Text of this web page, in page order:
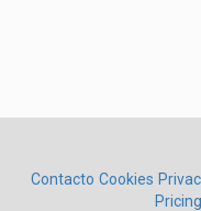
Contacto Cookies
Pricing